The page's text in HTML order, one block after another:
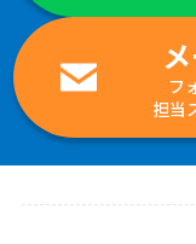
フ
担当